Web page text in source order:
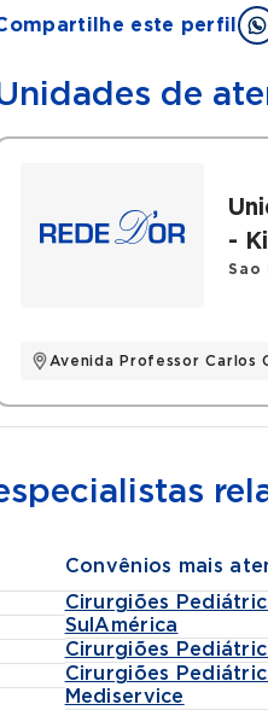
este perfil
de
-
Sao
Avenida Professor Carlos
Convênios mais
Cirurgiões
SulAmérica
Cirurgiões
Cirurgiões
Mediservice